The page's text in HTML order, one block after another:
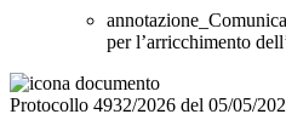
per l’arricchimento
Protocollo 4932/2026 del 05/05/